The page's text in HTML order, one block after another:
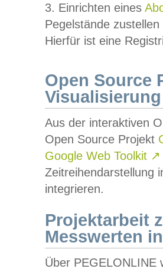
3. Einrichten eines
Pegelstände
Hierfür ist eine
Open Source
Visualisierung
Aus der interaktiven
Open Source Projekt
Google Web Toolkit ↗
Zeitreihendarstellung
integrieren.
Projektarbeit
Messwerten
Über PEGELONLINE